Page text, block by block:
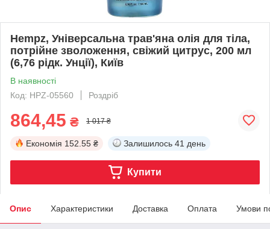
Hempz, Універсальна трав'яна олія для тіла,
потрійне зволоження, свіжий цитрус, 200 мл
(6,76 рідк. Унції), Київ
В наявності
Код: HPZ-05560
Роздріб
864,45 ₴ 1 017 ₴
Економія 152.55 ₴ Залишилось 41 день
Купити
Опис Характеристики Доставка Оплата Умови